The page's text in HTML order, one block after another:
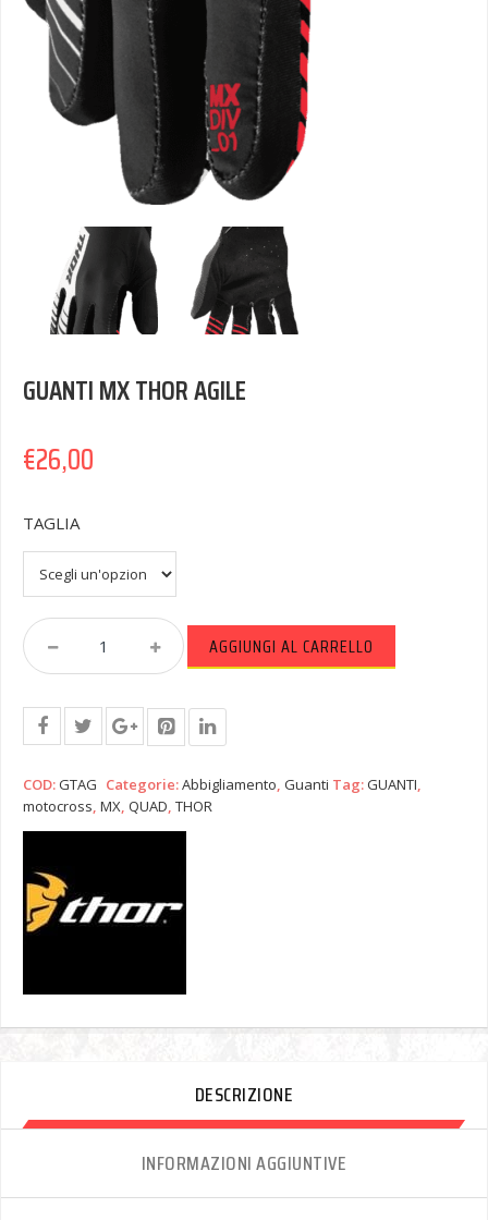
GUANTI MX THOR AGILE
€26,00
TAGLIA
GUANTI
MX
THOR
AGILE
Quantity
AGGIUNGI AL CARRELLO
COD:GTAG Categorie:Abbigliamento, Guanti Tag:GUANTI,
motocross, MX, QUAD, THOR
DESCRIZIONE
INFORMAZIONI AGGIUNTIVE